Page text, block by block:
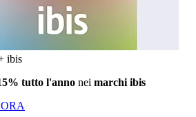
ibis
tutto l'anno nei marchi ibis